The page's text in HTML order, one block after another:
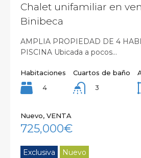
Chalet unifamiliar en
Binibeca
AMPLIA PROPIEDAD DE 4
PISCINA Ubicada a pocos…
Habitaciones
4
Cuartos de baño
3
Nuevo, VENTA
725,000€
Exclusiva Nuevo